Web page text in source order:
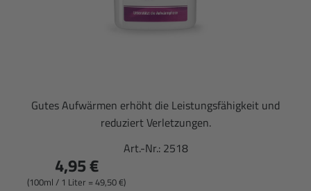
Gutes Aufwärmen erhöht die Leistungsfähigkeit und
reduziert Verletzungen.
Art.-Nr.: 2518
4,95 €
(100ml / 1 Liter = 49,50 €)